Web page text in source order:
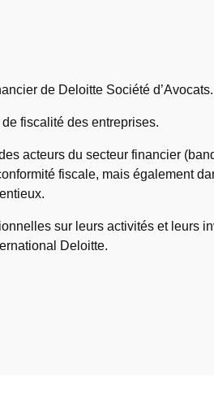
de Deloitte Société d’Avocats.
fiscalité des entreprises.
acteurs du secteur financier
fiscale, mais également
sur leurs activités et leurs
Deloitte.